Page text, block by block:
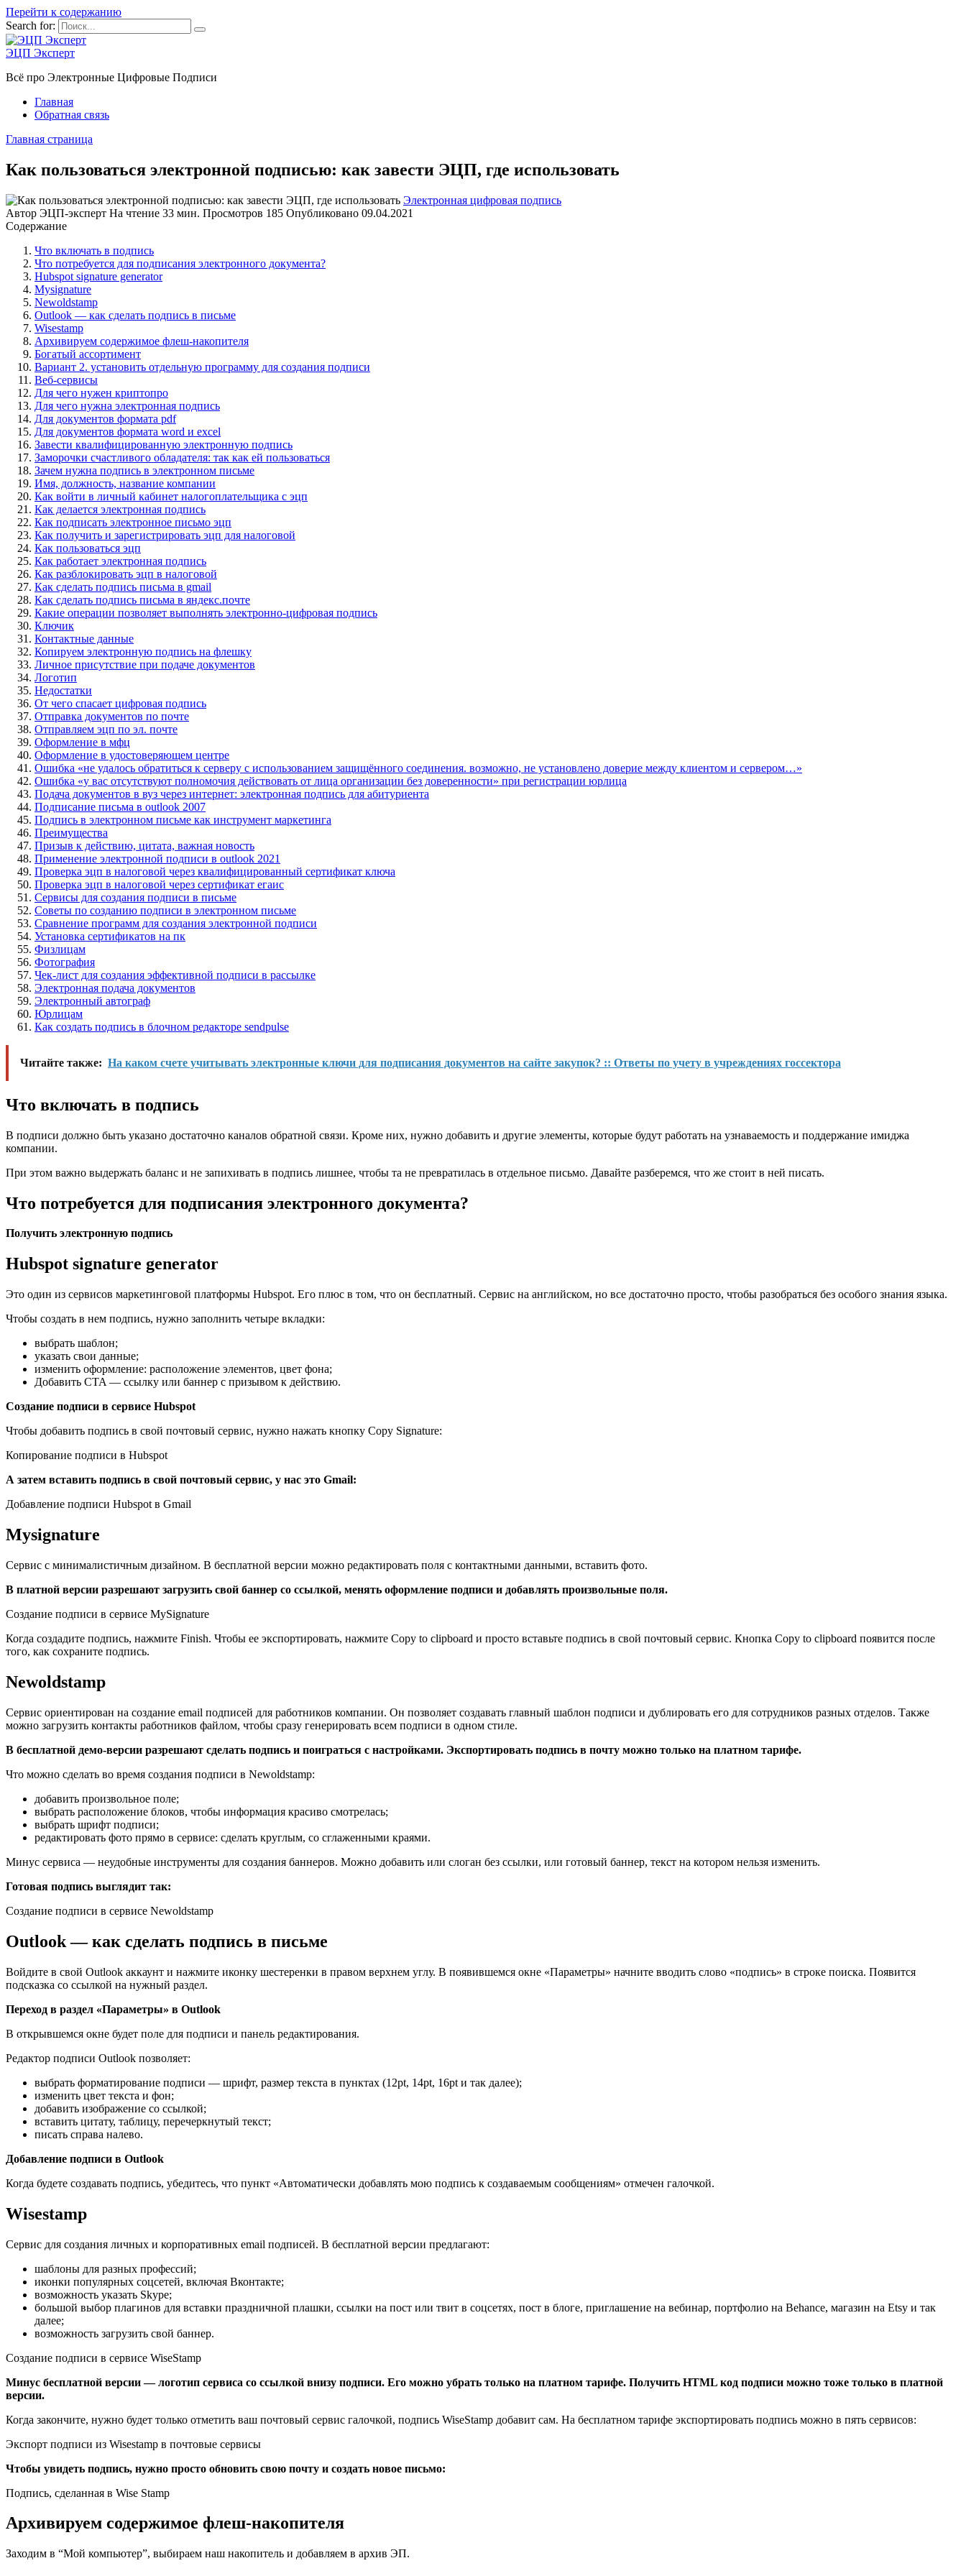
Перейти к содержанию
Search for:
ЭЦП Эксперт
Всё про Электронные Цифровые Подписи
Главная
Обратная связь
Главная страница
Как пользоваться электронной подписью: как завести ЭЦП, где использовать
Электронная цифровая подпись
Автор ЭЦП-эксперт На чтение 33 мин. Просмотров 185 Опубликовано 09.04.2021
Содержание
Что включать в подпись
Что потребуется для подписания электронного документа?
Hubspot signature generator
Mysignature
Newoldstamp
Outlook — как сделать подпись в письме
Wisestamp
Архивируем содержимое флеш-накопителя
Богатый ассортимент
Вариант 2. установить отдельную программу для создания подписи
Веб-сервисы
Для чего нужен криптопро
Для чего нужна электронная подпись
Для документов формата pdf
Для документов формата word и excel
Завести квалифицированную электронную подпись
Заморочки счастливого обладателя: так как ей пользоваться
Зачем нужна подпись в электронном письме
Имя, должность, название компании
Как войти в личный кабинет налогоплательщика с эцп
Как делается электронная подпись
Как подписать электронное письмо эцп
Как получить и зарегистрировать эцп для налоговой
Как пользоваться эцп
Как работает электронная подпись
Как разблокировать эцп в налоговой
Как сделать подпись письма в gmail
Как сделать подпись письма в яндекс.почте
Какие операции позволяет выполнять электронно-цифровая подпись
Ключик
Контактные данные
Копируем электронную подпись на флешку
Личное присутствие при подаче документов
Логотип
Недостатки
От чего спасает цифровая подпись
Отправка документов по почте
Отправляем эцп по эл. почте
Оформление в мфц
Оформление в удостоверяющем центре
Ошибка «не удалось обратиться к серверу с использованием защищённого соединения. возможно, не установлено доверие между клиентом и сервером…»
Ошибка «у вас отсутствуют полномочия действовать от лица организации без доверенности» при регистрации юрлица
Подача документов в вуз через интернет: электронная подпись для абитуриента
Подписание письма в outlook 2007
Подпись в электронном письме как инструмент маркетинга
Преимущества
Призыв к действию, цитата, важная новость
Применение электронной подписи в outlook 2021
Проверка эцп в налоговой через квалифицированный сертификат ключа
Проверка эцп в налоговой через сертификат егаис
Сервисы для создания подписи в письме
Советы по созданию подписи в электронном письме
Сравнение программ для создания электронной подписи
Установка сертификатов на пк
Физлицам
Фотография
Чек-лист для создания эффективной подписи в рассылке
Электронная подача документов
Электронный автограф
Юрлицам
Как создать подпись в блочном редакторе sendpulse
Читайте также: На каком счете учитывать электронные ключи для подписания документов на сайте закупок? :: Ответы по учету в учреждениях госсектора
Что включать в подпись
В подписи должно быть указано достаточно каналов обратной связи. Кроме них, нужно добавить и другие элементы, которые будут работать на узнаваемость и поддержание имиджа
компании.
При этом важно выдержать баланс и не запихивать в подпись лишнее, чтобы та не превратилась в отдельное письмо. Давайте разберемся, что же стоит в ней писать.
Что потребуется для подписания электронного документа?
Получить электронную подпись
Hubspot signature generator
Это один из сервисов маркетинговой платформы Hubspot. Его плюс в том, что он бесплатный. Сервис на английском, но все достаточно просто, чтобы разобраться без особого знания языка.
Чтобы создать в нем подпись, нужно заполнить четыре вкладки:
выбрать шаблон;
указать свои данные;
изменить оформление: расположение элементов, цвет фона;
Добавить CTA — ссылку или баннер с призывом к действию.
Создание подписи в сервисе Hubspot
Чтобы добавить подпись в свой почтовый сервис, нужно нажать кнопку Copy Signature:
Копирование подписи в Hubspot
А затем вставить подпись в свой почтовый сервис, у нас это Gmail:
Добавление подписи Hubspot в Gmail
Mysignature
Сервис с минималистичным дизайном. В бесплатной версии можно редактировать поля с контактными данными, вставить фото.
В платной версии разрешают загрузить свой баннер со ссылкой, менять оформление подписи и добавлять произвольные поля.
Создание подписи в сервисе MySignature
Когда создадите подпись, нажмите Finish. Чтобы ее экспортировать, нажмите Copy to clipboard и просто вставьте подпись в свой почтовый сервис. Кнопка Copy to clipboard появится после
того, как сохраните подпись.
Newoldstamp
Сервис ориентирован на создание email подписей для работников компании. Он позволяет создавать главный шаблон подписи и дублировать его для сотрудников разных отделов. Также
можно загрузить контакты работников файлом, чтобы сразу генерировать всем подписи в одном стиле.
В бесплатной демо-версии разрешают сделать подпись и поиграться с настройками. Экспортировать подпись в почту можно только на платном тарифе.
Что можно сделать во время создания подписи в Newoldstamp:
добавить произвольное поле;
выбрать расположение блоков, чтобы информация красиво смотрелась;
выбрать шрифт подписи;
редактировать фото прямо в сервисе: сделать круглым, со сглаженными краями.
Минус сервиса — неудобные инструменты для создания баннеров. Можно добавить или слоган без ссылки, или готовый баннер, текст на котором нельзя изменить.
Готовая подпись выглядит так:
Создание подписи в сервисе Newoldstamp
Outlook — как сделать подпись в письме
Войдите в свой Outlook аккаунт и нажмите иконку шестеренки в правом верхнем углу. В появившемся окне «Параметры» начните вводить слово «подпись» в строке поиска. Появится
подсказка со ссылкой на нужный раздел.
Переход в раздел «Параметры» в Outlook
В открывшемся окне будет поле для подписи и панель редактирования.
Редактор подписи Outlook позволяет:
выбрать форматирование подписи — шрифт, размер текста в пунктах (12pt, 14pt, 16pt и так далее);
изменить цвет текста и фон;
добавить изображение со ссылкой;
вставить цитату, таблицу, перечеркнутый текст;
писать справа налево.
Добавление подписи в Outlook
Когда будете создавать подпись, убедитесь, что пункт «Автоматически добавлять мою подпись к создаваемым сообщениям» отмечен галочкой.
Wisestamp
Сервис для создания личных и корпоративных email подписей. В бесплатной версии предлагают:
шаблоны для разных профессий;
иконки популярных соцсетей, включая Вконтакте;
возможность указать Skype;
большой выбор плагинов для вставки праздничной плашки, ссылки на пост или твит в соцсетях, пост в блоге, приглашение на вебинар, портфолио на Behance, магазин на Etsy и так
далее;
возможность загрузить свой баннер.
Создание подписи в сервисе WiseStamp
Минус бесплатной версии — логотип сервиса со ссылкой внизу подписи. Его можно убрать только на платном тарифе. Получить HTML код подписи можно тоже только в платной
версии.
Когда закончите, нужно будет только отметить ваш почтовый сервис галочкой, подпись WiseStamp добавит сам. На бесплатном тарифе экспортировать подпись можно в пять сервисов:
Экспорт подписи из Wisestamp в почтовые сервисы
Чтобы увидеть подпись, нужно просто обновить свою почту и создать новое письмо:
Подпись, сделанная в Wise Stamp
Архивируем содержимое флеш-накопителя
Заходим в “Мой компьютер”, выбираем наш накопитель и добавляем в архив ЭП.